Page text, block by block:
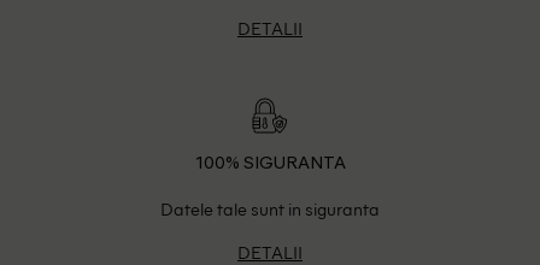
DETALII
100% SIGURANTA
Datele tale sunt in siguranta
DETALII